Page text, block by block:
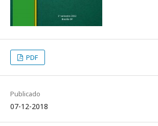
PDF
Publicado
07-12-2018